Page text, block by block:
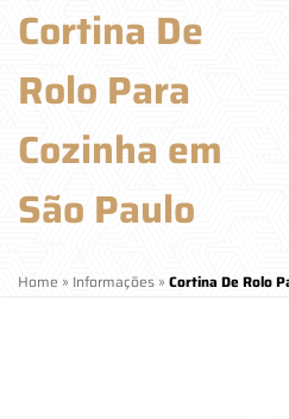
Cortina De
Rolo Para
Cozinha em
São Paulo
Home » Informações » Cortina De Rolo